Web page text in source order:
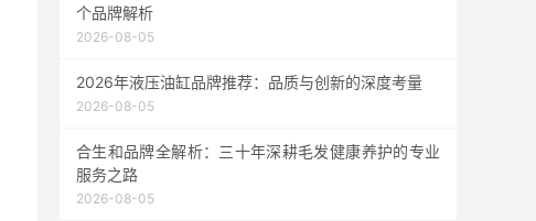
个品牌解析
2026-08-05
2026年液压油缸品牌推荐：品质与创新的深度考量
2026-08-05
合生和品牌全解析：三十年深耕毛发健康养护的专业
服务之路
2026-08-05